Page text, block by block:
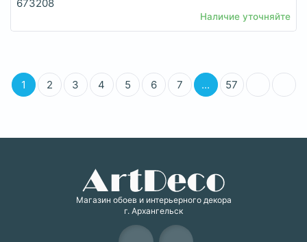
Наличие уточняйте
1 2 3 4 5 6 7 ... 57
Магазин обоев и интерьерного декора
г. Архангельск